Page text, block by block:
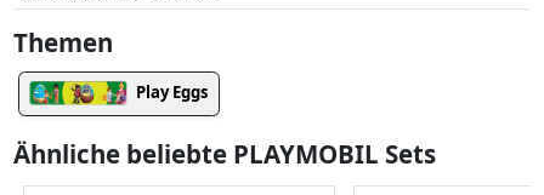
Themen
Play Eggs
Ähnliche beliebte PLAYMOBIL Sets